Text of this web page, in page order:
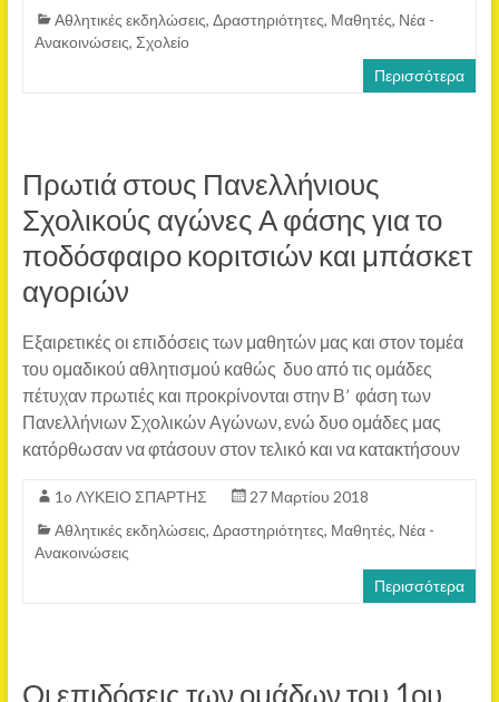
Αθλητικές εκδηλώσεις, Δραστηριότητες, Μαθητές, Νέα -
Ανακοινώσεις, Σχολείο
Περισσότερα
Πρωτιά στους Πανελλήνιους
Σχολικούς αγώνες Α φάσης για το
ποδόσφαιρο κοριτσιών και μπάσκετ
αγοριών
Εξαιρετικές οι επιδόσεις των μαθητών μας και στον τομέα
του ομαδικού αθλητισμού καθώς δυο από τις ομάδες
πέτυχαν πρωτιές και προκρίνονται στην Β’ φάση των
Πανελλήνιων Σχολικών Αγώνων, ενώ δυο ομάδες μας
κατόρθωσαν να φτάσουν στον τελικό και να κατακτήσουν
1o ΛΥΚΕΙΟ ΣΠΑΡΤΗΣ
27 Μαρτίου 2018
Αθλητικές εκδηλώσεις, Δραστηριότητες, Μαθητές, Νέα -
Ανακοινώσεις
Περισσότερα
Οι επιδόσεις των ομάδων του 1ου